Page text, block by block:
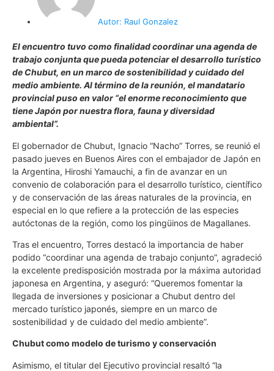
Autor: Raul Gonzalez
El encuentro tuvo como finalidad coordinar una agenda de
trabajo conjunta que pueda potenciar el desarrollo turístico
de Chubut, en un marco de sostenibilidad y cuidado del
medio ambiente. Al término de la reunión, el mandatario
provincial puso en valor “el enorme reconocimiento que
tiene Japón por nuestra flora, fauna y diversidad
ambiental”.
El gobernador de Chubut, Ignacio “Nacho” Torres, se reunió el
pasado jueves en Buenos Aires con el embajador de Japón en
la Argentina, Hiroshi Yamauchi, a fin de avanzar en un
convenio de colaboración para el desarrollo turístico, científico
y de conservación de las áreas naturales de la provincia, en
especial en lo que refiere a la protección de las especies
autóctonas de la región, como los pingüinos de Magallanes.
Tras el encuentro, Torres destacó la importancia de haber
podido “coordinar una agenda de trabajo conjunto”, agradeció
la excelente predisposición mostrada por la máxima autoridad
japonesa en Argentina, y aseguró: “Queremos fomentar la
llegada de inversiones y posicionar a Chubut dentro del
mercado turístico japonés, siempre en un marco de
sostenibilidad y de cuidado del medio ambiente”.
Chubut como modelo de turismo y conservación
Asimismo, el titular del Ejecutivo provincial resaltó “la